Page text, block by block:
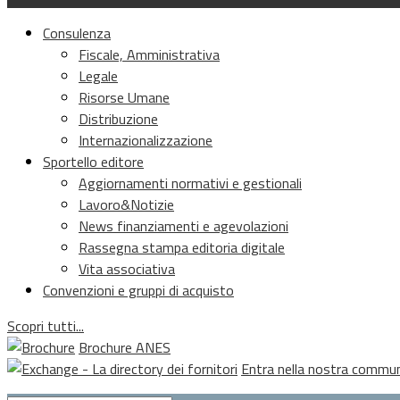
Consulenza
Fiscale, Amministrativa
Legale
Risorse Umane
Distribuzione
Internazionalizzazione
Sportello editore
Aggiornamenti normativi e gestionali
Lavoro&Notizie
News finanziamenti e agevolazioni
Rassegna stampa editoria digitale
Vita associativa
Convenzioni e gruppi di acquisto
Scopri tutti...
Brochure ANES
Entra nella nostra